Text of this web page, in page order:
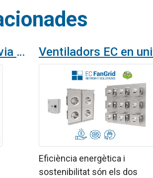
Cas real: quant s'estalvia en dos anys amb un EC FanGrid?
Eficiència energètica i
sostenibilitat són els dos